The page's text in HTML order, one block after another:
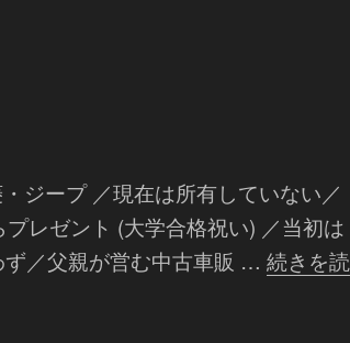
ジープ ／現在は所有していない／
レゼント (大学合格祝い) ／当初は
ず／父親が営む中古車販 …続きを読